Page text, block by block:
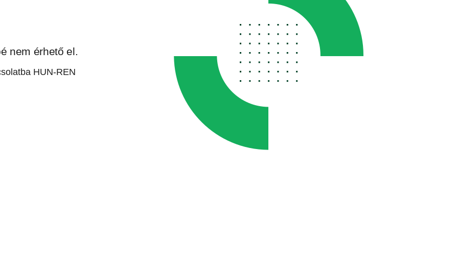
nem érhető el.
HUN-REN